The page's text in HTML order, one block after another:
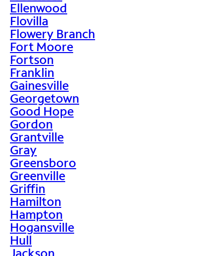
Ellenwood
Flovilla
Flowery Branch
Fort Moore
Fortson
Franklin
Gainesville
Georgetown
Good Hope
Gordon
Grantville
Gray
Greensboro
Greenville
Griffin
Hamilton
Hampton
Hogansville
Hull
Jackson